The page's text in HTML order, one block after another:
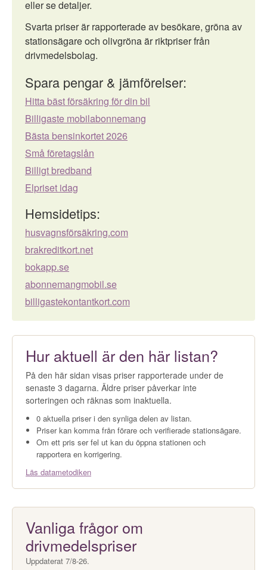
eller se detaljer.
Svarta priser är rapporterade av besökare, gröna av
stationsägare och olivgröna är riktpriser från
drivmedelsbolag.
Spara pengar & jämförelser:
Hitta bäst försäkring för din bil
Billigaste mobilabonnemang
Bästa bensinkortet 2026
Små företagslån
Billigt bredband
Elpriset idag
Hemsidetips:
husvagnsförsäkring.com
brakreditkort.net
bokapp.se
abonnemangmobil.se
billigastekontantkort.com
Hur aktuell är den här listan?
På den här sidan visas priser rapporterade under de
senaste 3 dagarna. Äldre priser påverkar inte
sorteringen och räknas som inaktuella.
0 aktuella priser i den synliga delen av listan.
Priser kan komma från förare och verifierade stationsägare.
Om ett pris ser fel ut kan du öppna stationen och
rapportera en korrigering.
Läs datametodiken
Vanliga frågor om
drivmedelspriser
Uppdaterat 7/8-26.